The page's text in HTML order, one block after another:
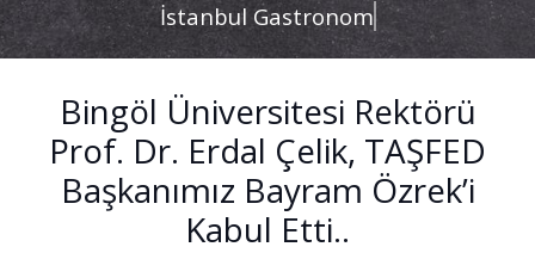
İstanbul Gastronomi
Bingöl Üniversitesi Rektörü
Prof. Dr. Erdal Çelik, TAŞFED
Başkanımız Bayram Özrek’i
Kabul Etti..